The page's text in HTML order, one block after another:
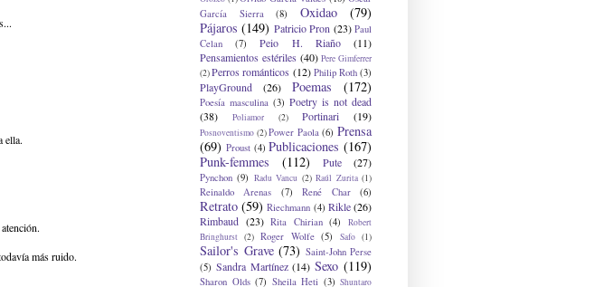
ella.
más ruido.
García Sierra
(8) Oxidao
(79)
Pájaros (149) Patricio Pron (23) Paul
Celan
(7) Peio H. Riaño
(11)
Pensamientos estériles (40) Pere Gimferrer
(2)Perros románticos (12) Philip Roth (3)
PlayGround (26) Poemas (172)
Poesía masculina (3) Poetry is not dead
(38)
Poliamor (2) Portinari (19)
Posnoventismo (2) Power Paola (6) Prensa
(69) Proust (4) Publicaciones (167)
Punk-femmes
(112) Pute (27)
Pynchon (9) Radu Vancu (2) Raúl Zurita (1)
Reinaldo Arenas (7) René Char (6)
Retrato (59) Riechmann (4) Rikle (26)
Rimbaud (23) Rita Chirian (4)
Robert
Bringhurst (2) Roger Wolfe (5) Safo (1)
Sailor's Grave (73) Saint-John Perse
(5) Sandra Martínez (14) Sexo (119)
Sharon Olds (7) Sheila Heti (3) Shuntaro